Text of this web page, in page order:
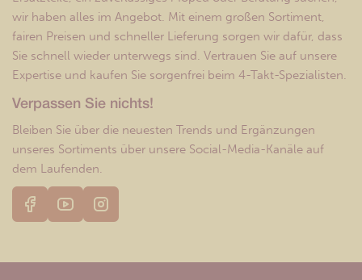
wir haben alles im Angebot. Mit einem großen Sortiment,
fairen Preisen und schneller Lieferung sorgen wir dafür, dass
Sie schnell wieder unterwegs sind. Vertrauen Sie auf unsere
Expertise und kaufen Sie sorgenfrei beim 4-Takt-Spezialisten.
Verpassen Sie nichts!
Bleiben Sie über die neuesten Trends und Ergänzungen
unseres Sortiments über unsere Social-Media-Kanäle auf
dem Laufenden.